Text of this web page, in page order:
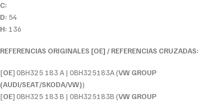
C:
D: 54
H: 136
REFERENCIAS ORIGINALES [OE] / REFERENCIAS CRUZADAS:
[OE] 0BH325 183 A | 0BH325183A (VW GROUP
(AUDI/SEAT/SKODA/VW))
[OE] 0BH325 183 B | 0BH325183B (VW GROUP